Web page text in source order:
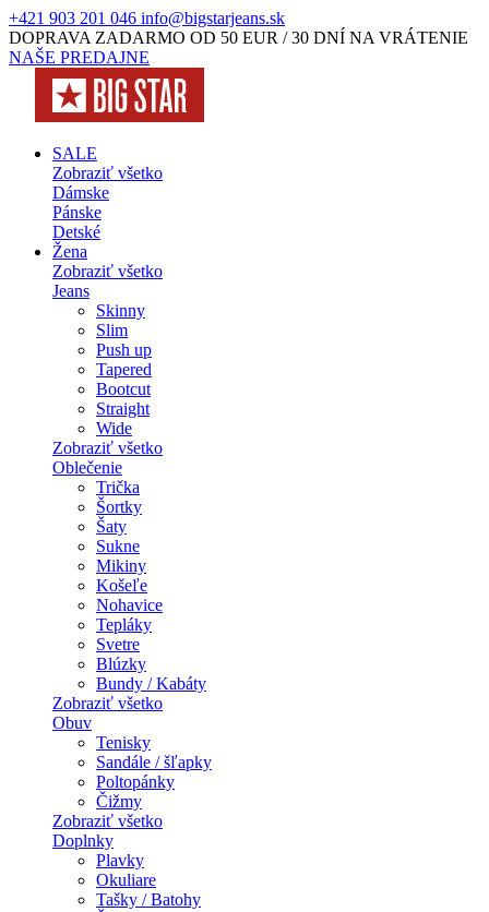
+421 903 201 046 info@bigstarjeans.sk
DOPRAVA ZADARMO OD 50 EUR / 30 DNÍ NA VRÁTENIE
NAŠE PREDAJNE
SALE
Zobraziť všetko
Dámske
Pánske
Detské
Žena
Zobraziť všetko
Jeans
Skinny
Slim
Push up
Tapered
Bootcut
Straight
Wide
Zobraziť všetko
Oblečenie
Trička
Šortky
Šaty
Sukne
Mikiny
Košeľe
Nohavice
Tepláky
Svetre
Blúzky
Bundy / Kabáty
Zobraziť všetko
Obuv
Tenisky
Sandále / šľapky
Poltopánky
Čižmy
Zobraziť všetko
Doplnky
Plavky
Okuliare
Tašky / Batohy